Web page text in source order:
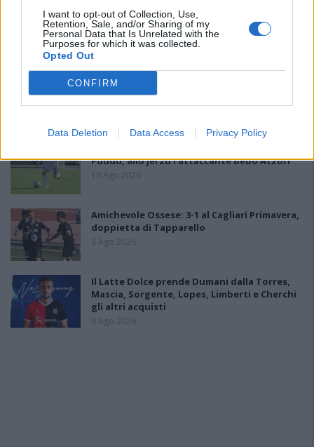
I want to opt-out of Collection, Use,
Retention, Sale, and/or Sharing of my
Personal Data that Is Unrelated with the
Purposes for which it was collected.
Opted Out
CONFIRM
Data Deletion Data Access Privacy Policy
Il Monte Alma rinforza l'attacco con Palmas
e Bonivardi, nel Macomer l'estro di Di Angelo
9 Ago 2026
La COS approda a Barisardo tra conferme,
nuovi volti e mister Loi a fare da filo
conduttore
Puddu, allo Jerzu l'attaccante Bebo Atzori
10 Ago 2026
Amichevole Ossese: 3-1 al Cagliari Primavera,
doppietta di Tapparello
8 Ago 2026
Il Latte Dolce prende Dumani dalla Torres,
Mascia, Sorgente, Lopes, Limberti e Cherchi
gli altri acquisti
8 Ago 2026